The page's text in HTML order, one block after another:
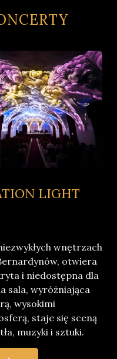
LIGHT
wnętrzach
otwiera
i niedostępna dla
sala, wyróżniająca
wysokimi
staje się sceną
muzyki i sztuki.